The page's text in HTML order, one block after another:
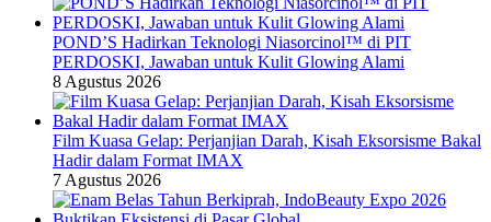
POND’S Hadirkan Teknologi Niasorcinol™ di PIT
PERDOSKI, Jawaban untuk Kulit Glowing Alami
8 Agustus 2026
Film Kuasa Gelap: Perjanjian Darah, Kisah Eksorsisme Bakal
Hadir dalam Format IMAX
7 Agustus 2026